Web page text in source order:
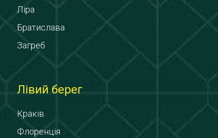
Ліра
Братислава
Загреб
Лівий берег
Краків
Флоренція